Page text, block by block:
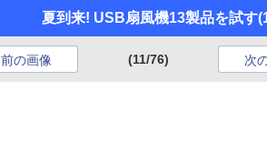
夏到来! USB扇風機13製品を試す
前の画像 (11/76) 次